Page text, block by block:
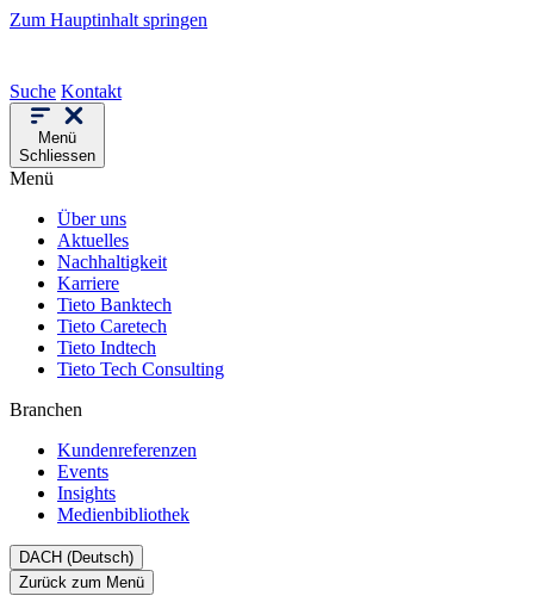
Zum Hauptinhalt springen
Suche Kontakt
Menü
Schliessen
Menü
Über uns
Aktuelles
Nachhaltigkeit
Karriere
Tieto Banktech
Tieto Caretech
Tieto Indtech
Tieto Tech Consulting
Branchen
Kundenreferenzen
Events
Insights
Medienbibliothek
DACH (Deutsch)
Zurück zum Menü